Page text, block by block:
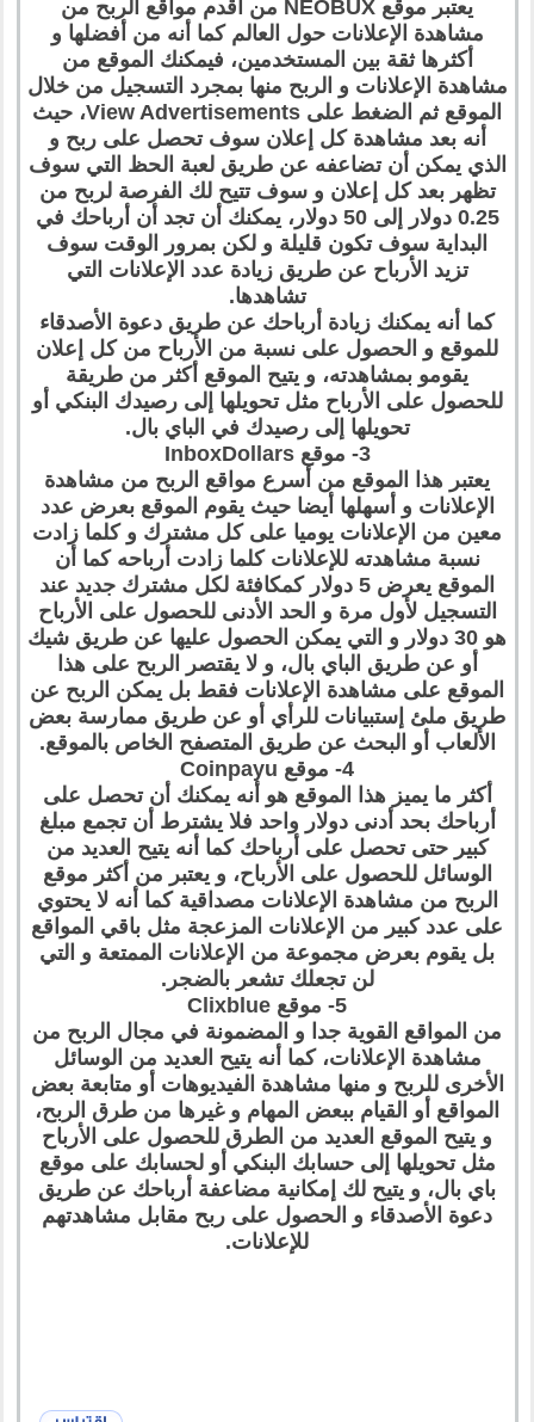
يعتبر موقع NEOBUX من أقدم مواقع الربح من
مشاهدة الإعلانات حول العالم كما أنه من أفضلها و
أكثرها ثقة بين المستخدمين، فيمكنك الموقع من
مشاهدة الإعلانات و الربح منها بمجرد التسجيل من خلال
الموقع ثم الضغط على View Advertisements، حيث
أنه بعد مشاهدة كل إعلان سوف تحصل على ربح و
الذي يمكن أن تضاعفه عن طريق لعبة الحظ التي سوف
تظهر بعد كل إعلان و سوف تتيح لك الفرصة لربح من
0.25 دولار إلى 50 دولار، يمكنك أن تجد أن أرباحك في
البداية سوف تكون قليلة و لكن بمرور الوقت سوف
تزيد الأرباح عن طريق زيادة عدد الإعلانات التي
تشاهدها.
كما أنه يمكنك زيادة أرباحك عن طريق دعوة الأصدقاء
للموقع و الحصول على نسبة من الأرباح من كل إعلان
يقومو بمشاهدته، و يتيح الموقع أكثر من طريقة
للحصول على الأرباح مثل تحويلها إلى رصيدك البنكي أو
تحويلها إلى رصيدك في الباي بال.
3- موقع InboxDollars
يعتبر هذا الموقع من أسرع مواقع الربح من مشاهدة
الإعلانات و أسهلها أيضا حيث يقوم الموقع بعرض عدد
معين من الإعلانات يوميا على كل مشترك و كلما زادت
نسبة مشاهدته للإعلانات كلما زادت أرباحه كما أن
الموقع يعرض 5 دولار كمكافئة لكل مشترك جديد عند
التسجيل لأول مرة و الحد الأدنى للحصول على الأرباح
هو 30 دولار و التي يمكن الحصول عليها عن طريق شيك
أو عن طريق الباي بال، و لا يقتصر الربح على هذا
الموقع على مشاهدة الإعلانات فقط بل يمكن الربح عن
طريق ملئ إستبيانات للرأي أو عن طريق ممارسة بعض
الألعاب أو البحث عن طريق المتصفح الخاص بالموقع.
4- موقع Coinpayu
أكثر ما يميز هذا الموقع هو أنه يمكنك أن تحصل على
أرباحك بحد أدنى دولار واحد فلا يشترط أن تجمع مبلغ
كبير حتى تحصل على أرباحك كما أنه يتيح العديد من
الوسائل للحصول على الأرباح، و يعتبر من أكثر موقع
الربح من مشاهدة الإعلانات مصداقية كما أنه لا يحتوي
على عدد كبير من الإعلانات المزعجة مثل باقي المواقع
بل يقوم بعرض مجموعة من الإعلانات الممتعة و التي
لن تجعلك تشعر بالضجر.
5- موقع Clixblue
من المواقع القوية جدا و المضمونة في مجال الربح من
مشاهدة الإعلانات، كما أنه يتيح العديد من الوسائل
الأخرى للربح و منها مشاهدة الفيديوهات أو متابعة بعض
المواقع أو القيام ببعض المهام و غيرها من طرق الربح،
و يتيح الموقع العديد من الطرق للحصول على الأرباح
مثل تحويلها إلى حسابك البنكي أو لحسابك على موقع
باي بال، و يتيح لك إمكانية مضاعفة أرباحك عن طريق
دعوة الأصدقاء و الحصول على ربح مقابل مشاهدتهم
للإعلانات.